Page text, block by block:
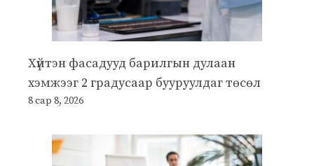
Хүйтэн фасадууд барилгын дулаан
хэмжээг 2 градусаар бууруулдаг төсөл
8 сар 8, 2026